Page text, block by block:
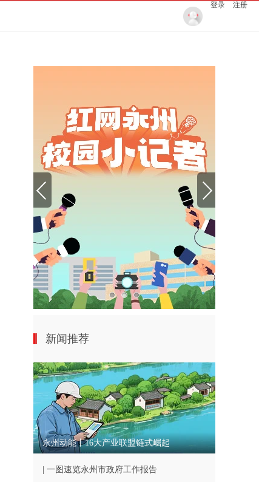
登录 注册
新闻推荐
永州动能丨16大产业联盟链式崛起
| 一图速览永州市政府工作报告